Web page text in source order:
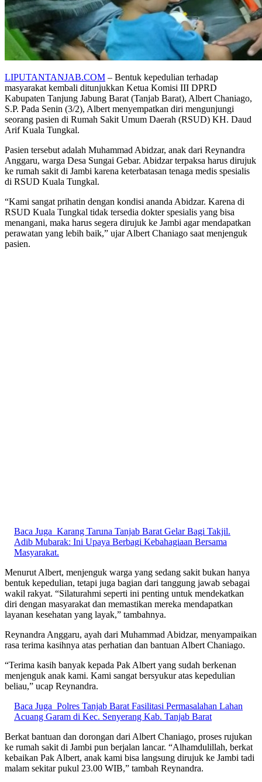
LIPUTANTANJAB.COM – Bentuk kepedulian terhadap
masyarakat kembali ditunjukkan Ketua Komisi III DPRD
Kabupaten Tanjung Jabung Barat (Tanjab Barat), Albert Chaniago,
S.P. Pada Senin (3/2), Albert menyempatkan diri mengunjungi
seorang pasien di Rumah Sakit Umum Daerah (RSUD) KH. Daud
Arif Kuala Tungkal.
Pasien tersebut adalah Muhammad Abidzar, anak dari Reynandra
Anggaru, warga Desa Sungai Gebar. Abidzar terpaksa harus dirujuk
ke rumah sakit di Jambi karena keterbatasan tenaga medis spesialis
di RSUD Kuala Tungkal.
“Kami sangat prihatin dengan kondisi ananda Abidzar. Karena di
RSUD Kuala Tungkal tidak tersedia dokter spesialis yang bisa
menangani, maka harus segera dirujuk ke Jambi agar mendapatkan
perawatan yang lebih baik,” ujar Albert Chaniago saat menjenguk
pasien.
Baca Juga Karang Taruna Tanjab Barat Gelar Bagi Takjil.
Adib Mubarak: Ini Upaya Berbagi Kebahagiaan Bersama
Masyarakat.
Menurut Albert, menjenguk warga yang sedang sakit bukan hanya
bentuk kepedulian, tetapi juga bagian dari tanggung jawab sebagai
wakil rakyat. “Silaturahmi seperti ini penting untuk mendekatkan
diri dengan masyarakat dan memastikan mereka mendapatkan
layanan kesehatan yang layak,” tambahnya.
Reynandra Anggaru, ayah dari Muhammad Abidzar, menyampaikan
rasa terima kasihnya atas perhatian dan bantuan Albert Chaniago.
“Terima kasih banyak kepada Pak Albert yang sudah berkenan
menjenguk anak kami. Kami sangat bersyukur atas kepedulian
beliau,” ucap Reynandra.
Baca Juga Polres Tanjab Barat Fasilitasi Permasalahan Lahan
Acuang Garam di Kec. Senyerang Kab. Tanjab Barat
Berkat bantuan dan dorongan dari Albert Chaniago, proses rujukan
ke rumah sakit di Jambi pun berjalan lancar. “Alhamdulillah, berkat
kebaikan Pak Albert, anak kami bisa langsung dirujuk ke Jambi tadi
malam sekitar pukul 23.00 WIB,” tambah Reynandra.